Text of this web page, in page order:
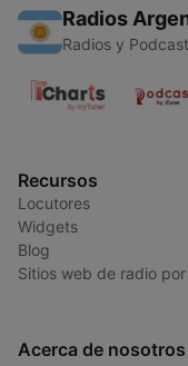
Radios
Radios y
Recursos
Locutores
Widgets
Blog
Sitios web de radio
Acerca de